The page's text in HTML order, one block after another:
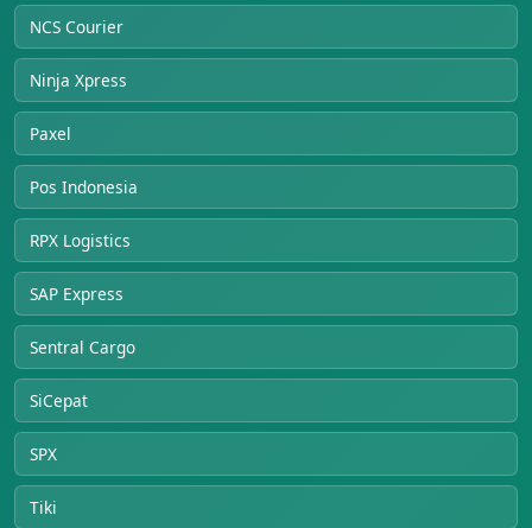
NCS Courier
Ninja Xpress
Paxel
Pos Indonesia
RPX Logistics
SAP Express
Sentral Cargo
SiCepat
SPX
Tiki